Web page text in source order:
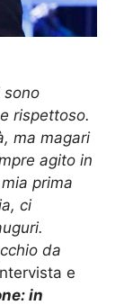
sono
rispettoso.
ma magari
agito in
prima
ci
da
e
in